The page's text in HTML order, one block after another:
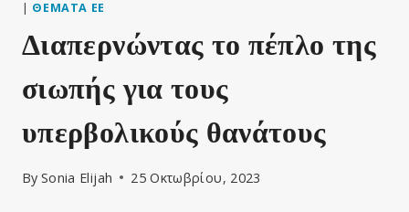
| ΘΈΜΑΤΑ ΕΕ
Διαπερνώντας το πέπλο της
σιωπής για τους
υπερβολικούς θανάτους
By Sonia Elijah 25 Οκτωβρίου, 2023